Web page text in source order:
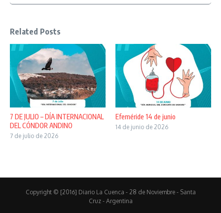
Related Posts
7 DE JULIO – DÍA INTERNACIONAL
DEL CÓNDOR ANDINO
7 de julio de 2026
Efeméride 14 de junio
14 de junio de 2026
Copyright © [2016] Diario La Cuenca - 28 de Noviembre - Santa
Cruz - Argentina